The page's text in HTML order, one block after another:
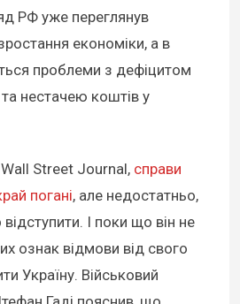
РФ уже переглянув
економіки, а в
проблеми з дефіцитом
нестачею коштів у
Street Journal, справи
погані, але недостатньо,
І поки що він не
ознак відмови від свого
Україну. Військовий